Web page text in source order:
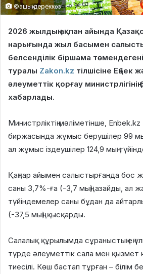
©ашық дереккөз
2026 жылдың ақпан айында
нарығында жыл басымен
белсенділік біршама
туралы Zakon.kz тілшісіне Еңбек
әлеуметтік қорғау
хабарлады.
Министрліктің мәліметінше,
биржасында жұмыс берушілер 99
ал жұмыс іздеушілер 124,9 мың
Қаңтар айымен салыстырғанда бос
саны 3,7%-ға (-3,7 мың) азайды, ал
түйіндемелер саны бұдан да
(-37,5 мың) қысқарды.
Салалық құрылымда сұраныстың ең
түрде әлеуметтік сала мен қызмет
тиесілі. Көш бастап тұрған – білім